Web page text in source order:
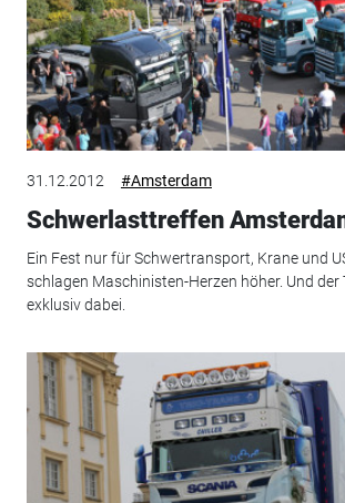
31.12.2012 #Amsterdam
Schwerlasttreffen
Ein Fest nur für Schwertransport, Krane und
schlagen Maschinisten-Herzen höher. Und der
exklusiv dabei.